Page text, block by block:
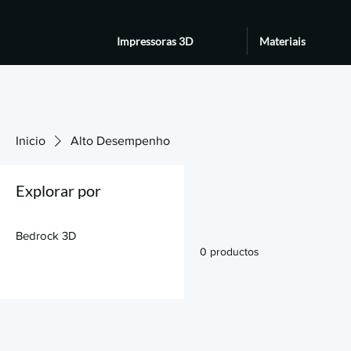
Impressoras 3D Materiais
Inicio Alto Desempenho
Explorar por
Bedrock 3D
0 productos